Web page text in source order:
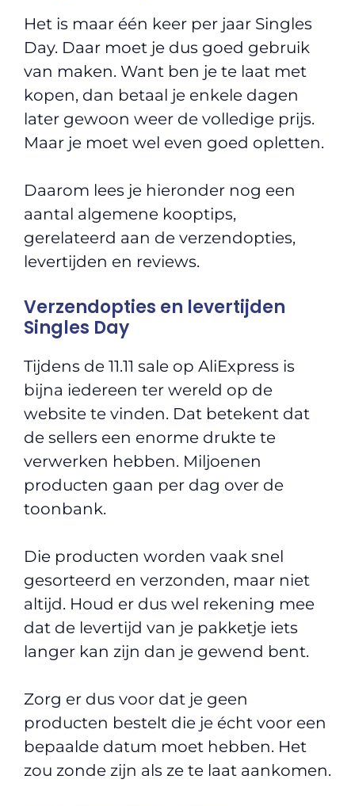
Het is maar één keer per jaar Singles
Day. Daar moet je dus goed gebruik
van maken. Want ben je te laat met
kopen, dan betaal je enkele dagen
later gewoon weer de volledige prijs.
Maar je moet wel even goed opletten.
Daarom lees je hieronder nog een
aantal algemene kooptips,
gerelateerd aan de verzendopties,
levertijden en reviews.
Verzendopties en levertijden
Singles Day
Tijdens de 11.11 sale op AliExpress is
bijna iedereen ter wereld op de
website te vinden. Dat betekent dat
de sellers een enorme drukte te
verwerken hebben. Miljoenen
producten gaan per dag over de
toonbank.
Die producten worden vaak snel
gesorteerd en verzonden, maar niet
altijd. Houd er dus wel rekening mee
dat de levertijd van je pakketje iets
langer kan zijn dan je gewend bent.
Zorg er dus voor dat je geen
producten bestelt die je écht voor een
bepaalde datum moet hebben. Het
zou zonde zijn als ze te laat aankomen.